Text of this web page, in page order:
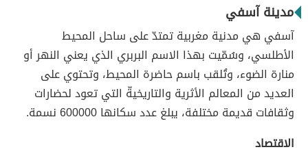
مدينة آسفي
آسفي هي مدنية مغربية تمتدّ على ساحل المحيط
الأطلسي، وسُمّيت بهذا الاسم البربري الذي يعني النهر أو
منارة الضوء، وتُلقب باسم حاضرة المحيط، وتحتوي على
العديد من المعالم الأثرية والتاريخيةّ التي تعود لحضارات
وثقافات قديمة مختلفة، يبلغ عدد سكانها 600000 نسمة.
الاقتصاد